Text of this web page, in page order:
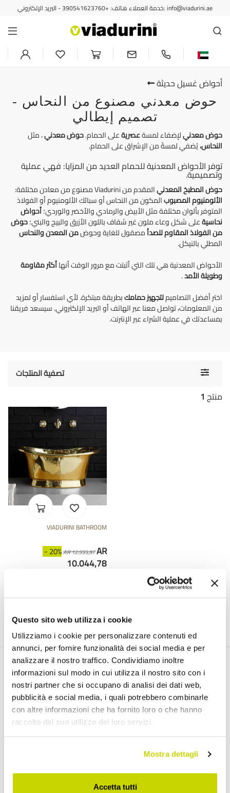
Questo sito web utilizza i cookie
Utilizziamo i cookie per personalizzare contenuti ed
annunci, per fornire funzionalità dei social media e per
analizzare il nostro traffico. Condividiamo inoltre
informazioni sul modo in cui utilizza il nostro sito con i
nostri partner che si occupano di analisi dei dati web,
pubblicità e social media, i quali potrebbero combinarle
con altre informazioni che ha fornito loro o che hanno
raccolto dal suo utilizzo dei loro servizi.
Mostra dettagli
Accetta tutti
خدمة العملاء هاتف: +390541623760 - البريد الإلكتروني: info@viadurini.ae
أحواض غسيل حديثة
حوض معدني مصنوع من النحاس -
تصميم إيطالي
حوض معدنيلإضفاء لمسةعصريةعلى الحمام.حوض معدني، مثل
النحاس،يُضفي لمسةً من الإشراق على الحمام.
توفر الأحواض المعدنية للحمام العديد من المزايا: فهي عملية
وتصميمية.
حوض المطبخ المعدنيالمقدم من Viadurini مصنوع من معادن مختلفة:
الألومنيوم المصبوبالمكون من النحاس أو سبائك الألومنيوم أو الفولاذ
المتوفر بألوان مختلفة مثل الأبيض والرمادي والأخضر والوردي؛أحواض
نحاسيةعلى شكل وعاء ملون غير شفاف باللون الأزرق والبيج والبني؛حوض
من الفولاذ المقاوم للصدأمصقول للغاية وحوضمن المعدنوالنحاس
المطلي بالنيكل.
الأحواض المعدنية هي تلك التي أثبتت مع مرور الوقت أنهاأكثر مقاومة
وطويلة الأمد.
اختر أفضل التصاميملتجهيزحمامكبطريقة مبتكرة. لأي استفسار أو لمزيد
من المعلومات، تواصل معنا عبر الهاتف أو البريد الإلكتروني. سيسعد فريقنا
بمساعدتك في عملية الشراء عبر الإنترنت.
Toggle تصفية المنتجات
1 منتج
VIADURINI BATHROOM
- 20%AR 12.555,97AR
10.044,78
النشرة الإخبارية عبر البريد الإلكتروني
اشترك في النشرة الإخبارية لدينا
لقد قرأت ووافقت على شروط استخدام البيانات الشخصية (Link
انضم إلينا